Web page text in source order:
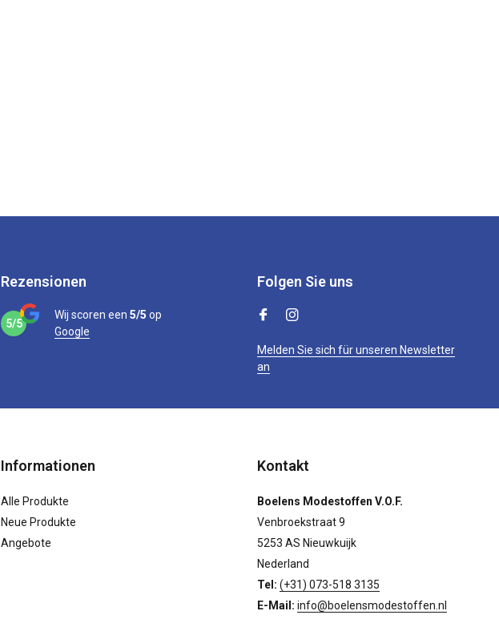
Rezensionen
5/5
Wij scoren een 5/5 op
Google
Folgen Sie uns
Melden Sie sich für unseren Newsletter
an
Informationen
Alle Produkte
Neue Produkte
Angebote
Kontakt
Boelens Modestoffen V.O.F.
Venbroekstraat 9
5253 AS Nieuwkuijk
Nederland
Tel: (+31) 073-518 3135
E-Mail: info@boelensmodestoffen.nl